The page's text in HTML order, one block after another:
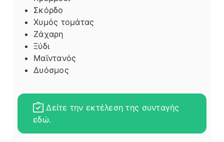
Σκόρδο
Χυμός τομάτας
Ζάχαρη
Ξύδι
Μαϊντανός
Δυόσμος
Δείτε την εκτέλεση της συνταγής
εδώ.